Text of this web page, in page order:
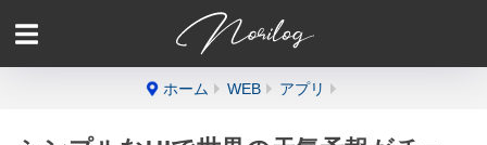
ホーム WEB アプリ